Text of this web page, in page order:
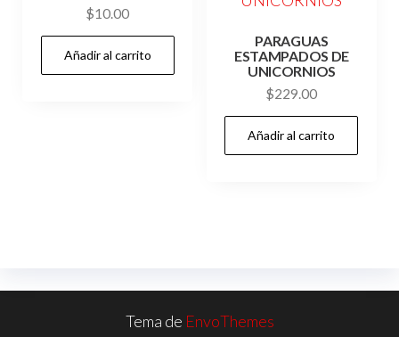
$10.00
Añadir al carrito
PARAGUAS
ESTAMPADOS DE
UNICORNIOS
$229.00
Añadir al carrito
Tema de EnvoThemes